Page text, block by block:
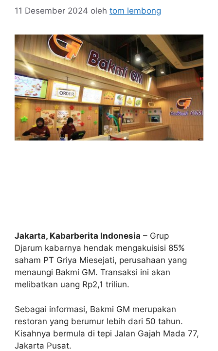
11 Desember 2024 oleh tom lembong
Jakarta, Kabarberita Indonesia – Grup
Djarum kabarnya hendak mengakuisisi 85%
saham PT Griya Miesejati, perusahaan yang
menaungi Bakmi GM. Transaksi ini akan
melibatkan uang Rp2,1 triliun.
Sebagai informasi, Bakmi GM merupakan
restoran yang berumur lebih dari 50 tahun.
Kisahnya bermula di tepi Jalan Gajah Mada 77,
Jakarta Pusat.